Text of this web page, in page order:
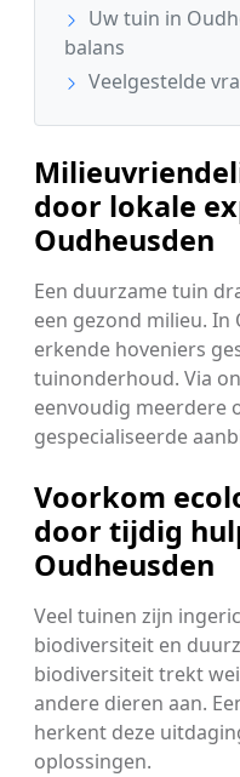
Uw tuin in
balans
Veelgestelde
door lokale
Oudheusden
Een duurzame tuin
een gezond milieu. In
erkende hoveniers
tuinonderhoud. Via
eenvoudig meerdere
gespecialiseerde
Voorkom
door tijdig
Oudheusden
Veel tuinen zijn
biodiversiteit en
biodiversiteit trekt
andere dieren aan.
herkent deze
oplossingen.